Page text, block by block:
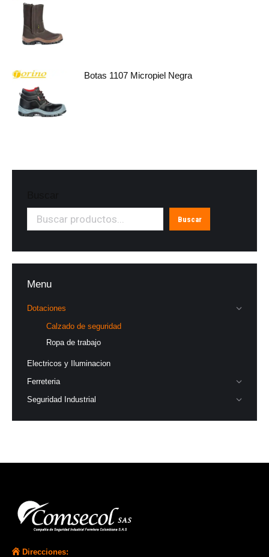
Botas 1107 Micropiel Negra
Buscar
Menu
Dotaciones
Calzado de seguridad
Ropa de trabajo
Electricos y Iluminacion
Ferreteria
Seguridad Industrial
Direcciones: